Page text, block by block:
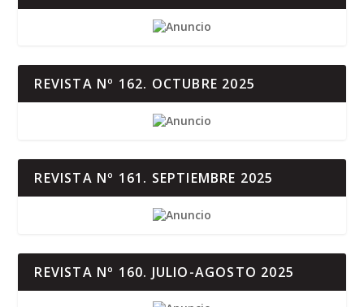
REVISTA Nº 162. OCTUBRE 2025
REVISTA Nº 161. SEPTIEMBRE 2025
REVISTA Nº 160. JULIO-AGOSTO 2025